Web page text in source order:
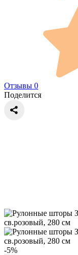
Отзывы 0
Поделится
-5%